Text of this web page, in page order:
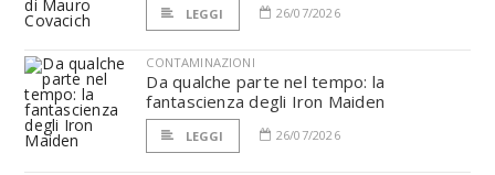
LEGGI 26/07/2026
CONTAMINAZIONI
Da qualche parte nel tempo: la
fantascienza degli Iron Maiden
LEGGI 26/07/2026